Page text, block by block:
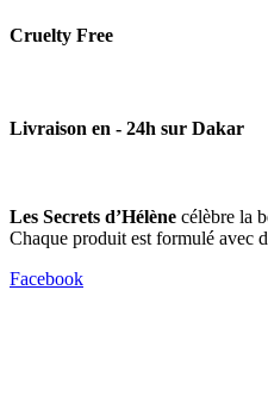
Cruelty Free
Livraison en - 24h sur Dakar
Les Secrets d’Hélène célèbre la
Chaque produit est formulé avec
Facebook